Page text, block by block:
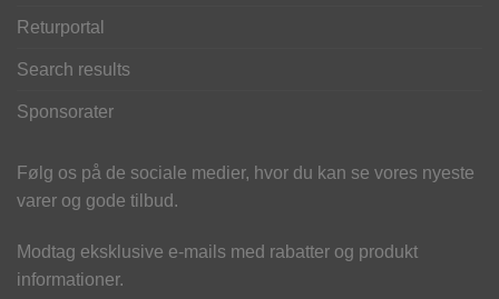
Returportal
Search results
Sponsorater
Følg os på de sociale medier, hvor du kan se vores nyeste
varer og gode tilbud.
Modtag eksklusive e-mails med rabatter og produkt
informationer.